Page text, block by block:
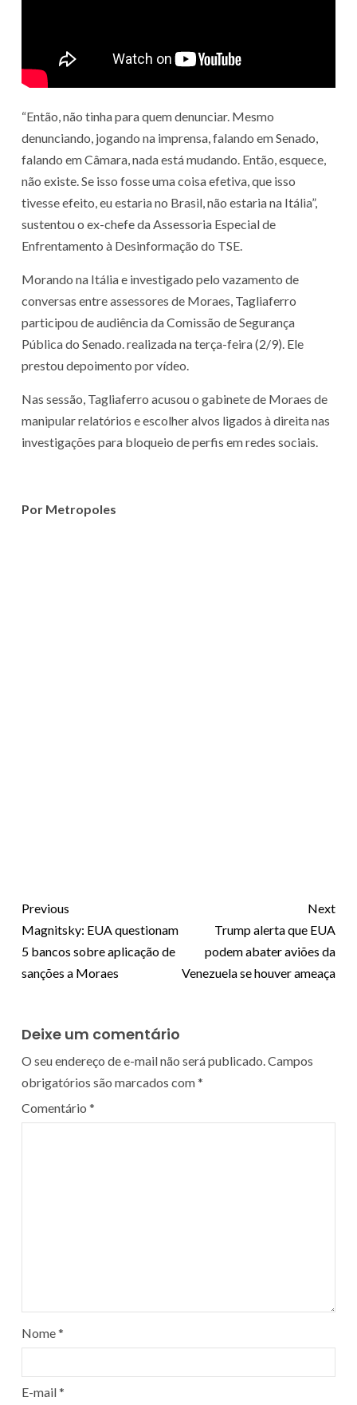
“Então, não tinha para quem denunciar. Mesmo
denunciando, jogando na imprensa, falando em Senado,
falando em Câmara, nada está mudando. Então, esquece,
não existe. Se isso fosse uma coisa efetiva, que isso
tivesse efeito, eu estaria no Brasil, não estaria na Itália”,
sustentou o ex-chefe da Assessoria Especial de
Enfrentamento à Desinformação do TSE.
Morando na Itália e investigado pelo vazamento de
conversas entre assessores de Moraes, Tagliaferro
participou de audiência da Comissão de Segurança
Pública do Senado. realizada na terça-feira (2/9). Ele
prestou depoimento por vídeo.
Nas sessão, Tagliaferro acusou o gabinete de Moraes de
manipular relatórios e escolher alvos ligados à direita nas
investigações para bloqueio de perfis em redes sociais.
Por Metropoles
Previous
Magnitsky: EUA questionam
5 bancos sobre aplicação de
sanções a Moraes
Next
Trump alerta que EUA
podem abater aviões da
Venezuela se houver ameaça
Deixe um comentário
O seu endereço de e-mail não será publicado.Campos
obrigatórios são marcados com*
Comentário *
Nome*
E-mail*